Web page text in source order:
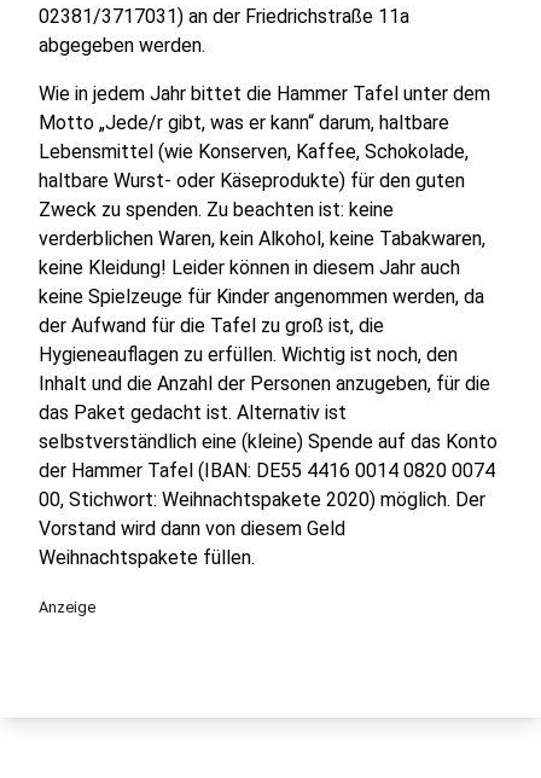
02381/3717031) an der Friedrichstraße 11a
abgegeben werden.
Wie in jedem Jahr bittet die Hammer Tafel unter dem
Motto „Jede/r gibt, was er kann“ darum, haltbare
Lebensmittel (wie Konserven, Kaffee, Schokolade,
haltbare Wurst- oder Käseprodukte) für den guten
Zweck zu spenden. Zu beachten ist: keine
verderblichen Waren, kein Alkohol, keine Tabakwaren,
keine Kleidung! Leider können in diesem Jahr auch
keine Spielzeuge für Kinder angenommen werden, da
der Aufwand für die Tafel zu groß ist, die
Hygieneauflagen zu erfüllen. Wichtig ist noch, den
Inhalt und die Anzahl der Personen anzugeben, für die
das Paket gedacht ist. Alternativ ist
selbstverständlich eine (kleine) Spende auf das Konto
der Hammer Tafel (IBAN: DE55 4416 0014 0820 0074
00, Stichwort: Weihnachtspakete 2020) möglich. Der
Vorstand wird dann von diesem Geld
Weihnachtspakete füllen.
Anzeige